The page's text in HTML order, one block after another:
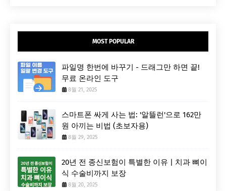
MOST POPULAR
파일명 한번에 바꾸기 - 드래그만 하면 끝!
무료 온라인 도구
8월 21, 2025
스마트폰 싸게 사는 법: '알뜰런'으로 162만
원 아끼는 비법 (초보자용)
8월 29, 2025
20년 전 종신보험이 특별한 이유 | 치과 뼈이
식 수술비까지 보장
8월 20, 2025